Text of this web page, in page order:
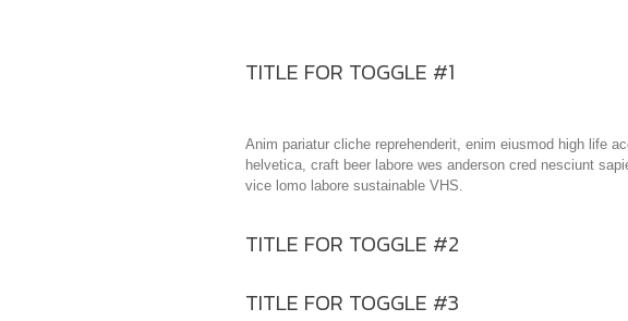
TITLE FOR TOGGLE #1
Anim pariatur cliche reprehenderit, enim eiusmod high life
helvetica, craft beer labore wes anderson cred nesciunt
vice lomo labore sustainable VHS.
TITLE FOR TOGGLE #2
TITLE FOR TOGGLE #3